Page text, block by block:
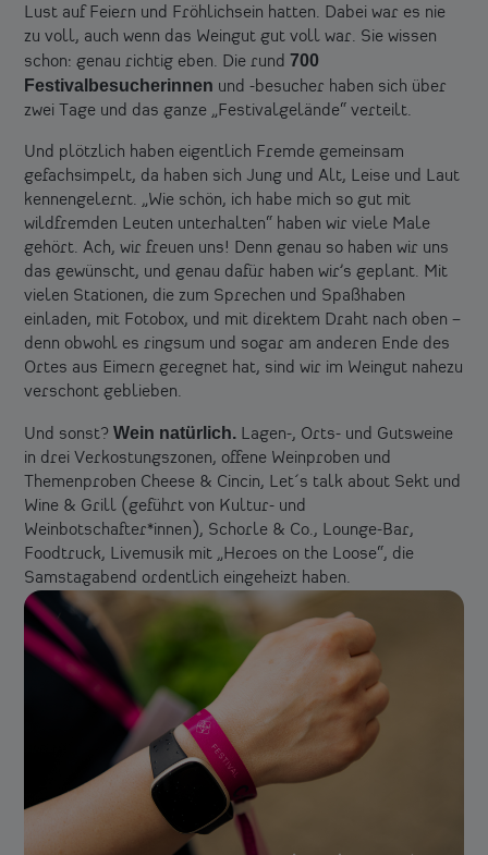
Lust auf Feiern und Fröhlichsein hatten. Dabei war es nie
zu voll, auch wenn das Weingut gut voll war. Sie wissen
schon: genau richtig eben. Die rund 700
Festivalbesucherinnen und -besucher haben sich über
zwei Tage und das ganze „Festivalgelände“ verteilt.
Und plötzlich haben eigentlich Fremde gemeinsam
gefachsimpelt, da haben sich Jung und Alt, Leise und Laut
kennengelernt. „Wie schön, ich habe mich so gut mit
wildfremden Leuten unterhalten“ haben wir viele Male
gehört. Ach, wir freuen uns! Denn genau so haben wir uns
das gewünscht, und genau dafür haben wir’s geplant. Mit
vielen Stationen, die zum Sprechen und Spaßhaben
einladen, mit Fotobox, und mit direktem Draht nach oben –
denn obwohl es ringsum und sogar am anderen Ende des
Ortes aus Eimern geregnet hat, sind wir im Weingut nahezu
verschont geblieben.
Und sonst?Wein natürlich. Lagen-, Orts- und Gutsweine
in drei Verkostungszonen, offene Weinproben und
Themenproben Cheese & Cincin, Let´s talk about Sekt und
Wine & Grill (geführt von Kultur- und
Weinbotschafter*innen), Schorle & Co., Lounge-Bar,
Foodtruck, Livemusik mit „Heroes on the Loose“, die
Samstagabend ordentlich eingeheizt haben.